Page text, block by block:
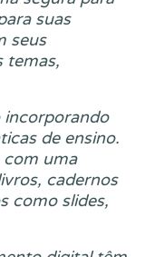
suas
seus
temas,
incorporando
de ensino.
com uma
cadernos
como slides,